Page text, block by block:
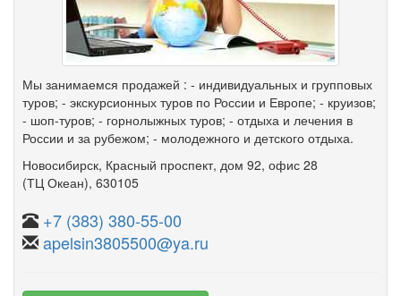
Мы занимаемся продажей : - индивидуальных и групповых
туров; - экскурсионных туров по России и Европе; - круизов;
- шоп-туров; - горнолыжных туров; - отдыха и лечения в
России и за рубежом; - молодежного и детского отдыха.
Новосибирск, Красный проспект, дом 92, офис 28
(ТЦ Океан), 630105
+7 (383) 380-55-00
apelsin3805500@ya.ru